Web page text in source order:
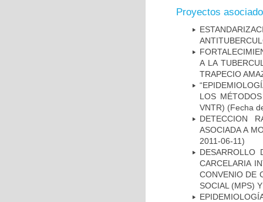
Proyectos
A LA
TRAPECIO
LOS
VNTR) (Fecha
DETECCION
ASOCIADA A
2011-06-11)
CARCELARIA
CONVENIO DE
SOCIAL (MPS)